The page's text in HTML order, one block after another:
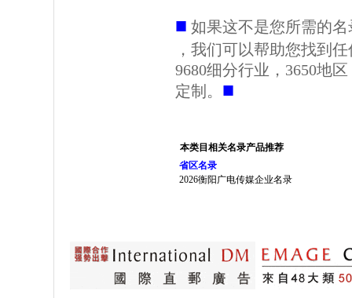
■ 如果这不是您所需的
，我们可以帮助您找到
9680细分行业，3650地
定制。 ■
本类目相关名录产品推荐
省区名录
2026衡阳广电传媒企业名录